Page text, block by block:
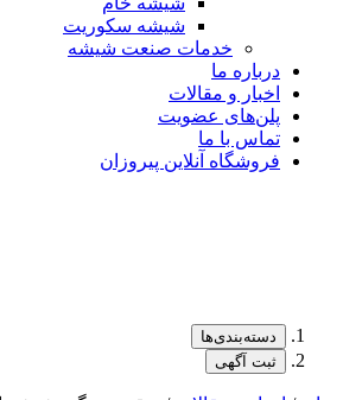
شیشه سکوریت
خدمات صنعت شیشه
درباره ما
اخبار و مقالات
پلن‌های عضویت
تماس با ما
فروشگاه آنلاین پیروزان
دسته‌بندی‌ها
ثبت آگهی